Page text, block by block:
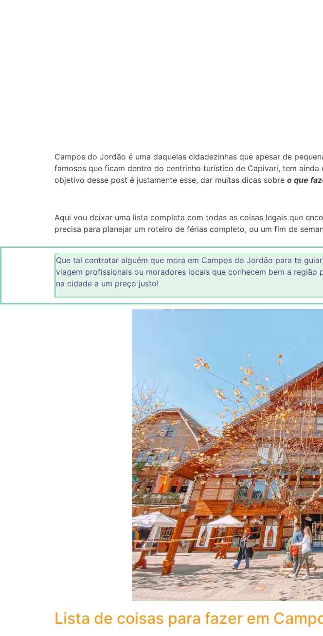
Campos do Jordão é uma daquelas cidadezinhas que apesar de
famosos que ficam dentro do centrinho turístico de Capivari, tem
objetivo desse post é justamente esse, dar muitas dicas sobre o que
Aqui vou deixar uma lista completa com todas as coisas legais que
precisa para planejar um roteiro de férias completo, ou um fim de
Que tal contratar alguém que mora em Campos do Jordão para te
viagem profissionais ou moradores locais que conhecem bem a
na cidade a um preço justo!
Lista de coisas para fazer em